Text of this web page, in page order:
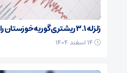
زلزله ۳.۱ ریشتری گوریه خوزستان را لرزاند